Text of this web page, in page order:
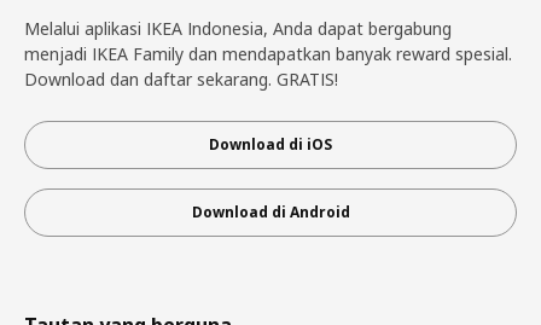
Melalui aplikasi IKEA Indonesia, Anda dapat bergabung
menjadi IKEA Family dan mendapatkan banyak reward spesial.
Download dan daftar sekarang. GRATIS!
Download di iOS
Download di Android